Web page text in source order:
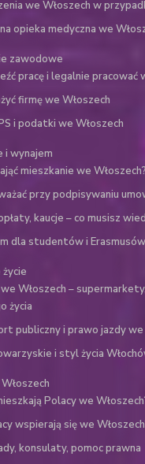
we Włoszech w
opieka medyczna we
zawodowe
pracę i legalnie pracować
firmę we Włoszech
i podatki we Włoszech
i wynajem
mieszkanie we Włoszech?
przy podpisywaniu
kaucje – co musisz
dla studentów i
we Włoszech –
życia
publiczny i prawo jazdy we
i styl życia
Polacy we
wspierają się we
konsulaty, pomoc prawna